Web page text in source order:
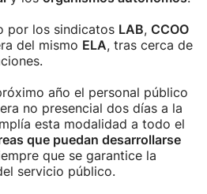
por los sindicatos LAB, CCOO
del mismo ELA, tras cerca de
año el personal público
no presencial dos días a la
esta modalidad a todo el
que puedan desarrollarse
que se garantice la
servicio público.